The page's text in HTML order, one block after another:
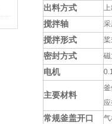
出料方式 上
搅拌轴 采
搅拌形式 桨
密封方式 磁
电机
主要材料
常规釜盖开口